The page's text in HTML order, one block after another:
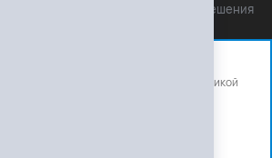
только с письменного разрешения
прямая активная ссылка на
файлы cookie и сервисы аналитики.
сайт, вы соглашаетесь с нашей
политикой